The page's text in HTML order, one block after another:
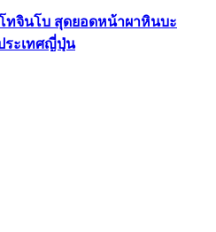
ทจินโบ สุดยอดหน้าผาหินบะ
ระเทศญี่ปุ่น